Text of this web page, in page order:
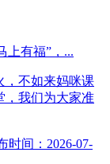
上有福”，...
，不如来妈咪课
，我们为大家准
间：2026-07-